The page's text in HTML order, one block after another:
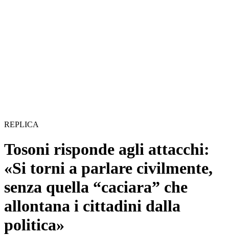
REPLICA
Tosoni risponde agli attacchi:
«Si torni a parlare civilmente,
senza quella “caciara” che
allontana i cittadini dalla
politica»